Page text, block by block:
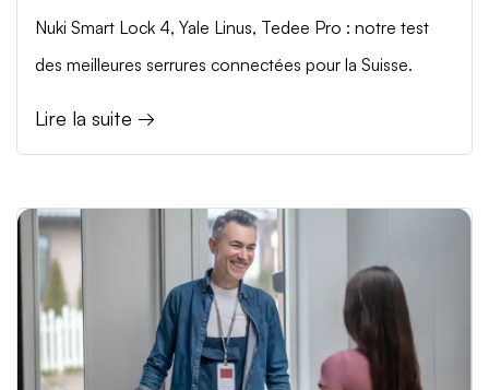
Nuki Smart Lock 4, Yale Linus, Tedee Pro : notre test
des meilleures serrures connectées pour la Suisse.
Lire la suite →